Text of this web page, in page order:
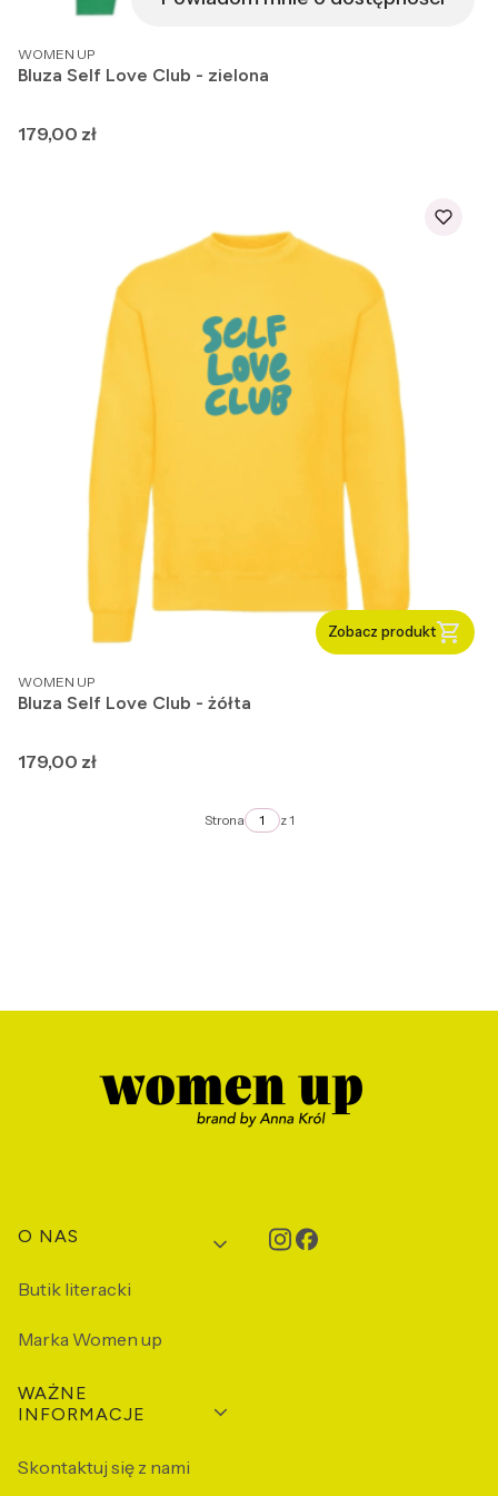
PRODUCENT
WOMEN UP
Bluza Self Love Club - zielona
Cena
179,00 zł
Zobacz produkt
PRODUCENT
WOMEN UP
Bluza Self Love Club - żółta
Cena
179,00 zł
Strona z 1
Linki w stopce
O NAS
Butik literacki
Marka Women up
WAŻNE
INFORMACJE
Skontaktuj się z nami